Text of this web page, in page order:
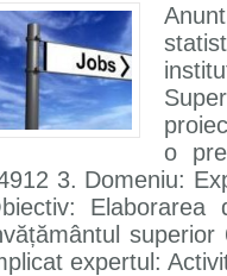
o
3. Domeniu:
Elaborarea
expertul: